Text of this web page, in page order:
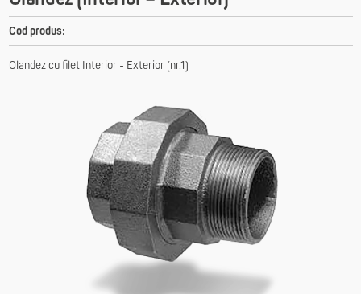
Cod produs:
Olandez cu filet Interior - Exterior (nr.1)